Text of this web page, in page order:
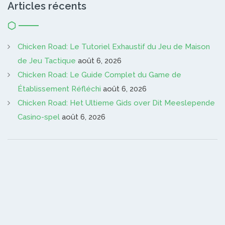
Articles récents
Chicken Road: Le Tutoriel Exhaustif du Jeu de Maison
de Jeu Tactique août 6, 2026
Chicken Road: Le Guide Complet du Game de
Établissement Réfléchi août 6, 2026
Chicken Road: Het Ultieme Gids over Dit Meeslepende
Casino-spel août 6, 2026